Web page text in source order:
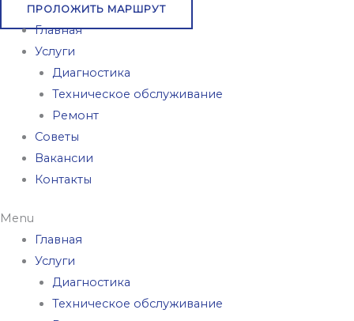
ПРОЛОЖИТЬ МАРШРУТ
Главная
Услуги
Диагностика
Техническое обслуживание
Ремонт
Советы
Вакансии
Контакты
Menu
Главная
Услуги
Диагностика
Техническое обслуживание